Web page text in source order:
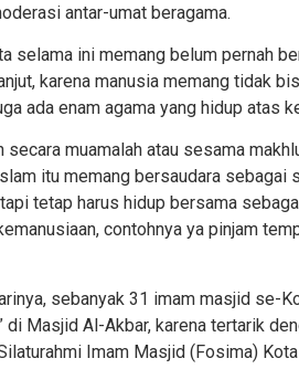
antar-umat beragama.
selama ini memang belum pernah
karena manusia memang tidak
ada enam agama yang hidup atas
secara muamalah atau sesama
itu memang bersaudara sebagai
tetap harus hidup bersama
contohnya ya pinjam
sebanyak 31 imam masjid se-
di Masjid Al-Akbar, karena tertarik
Imam Masjid (Fosima)